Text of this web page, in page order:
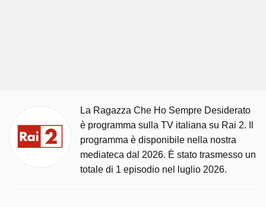
La Ragazza Che Ho Sempre Desiderato
è programma sulla TV italiana su Rai 2. Il
programma è disponibile nella nostra
mediateca dal 2026. È stato trasmesso un
totale di 1 episodio nel luglio 2026.